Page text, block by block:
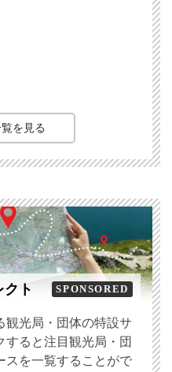
を見る
ト SPONSORED
観光局・団体の特設サ
すると注目観光局・団
スを一覧することがで